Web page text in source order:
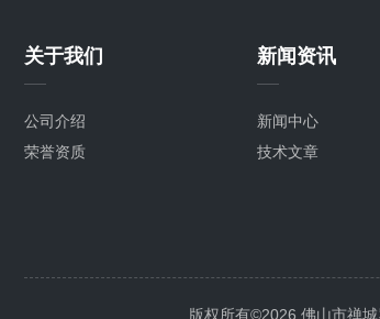
关于我们
公司介绍
荣誉资质
新闻资讯
新闻中心
技术文章
版权所有©2026 佛山市禅